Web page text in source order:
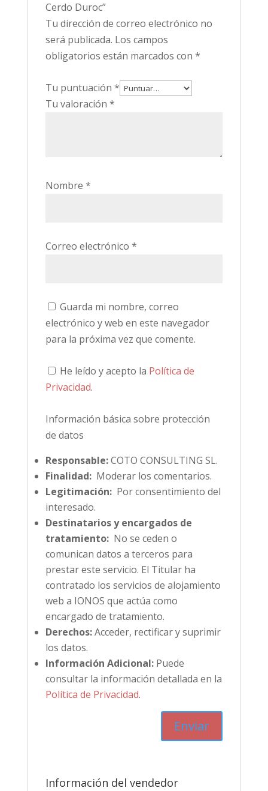
Cerdo Duroc”
Tu dirección de correo electrónico no
será publicada. Los campos
obligatorios están marcados con *
Tu puntuación *
Tu valoración *
Nombre *
Correo electrónico *
Guarda mi nombre, correo
electrónico y web en este navegador
para la próxima vez que comente.
He leído y acepto la Política de
Privacidad.
Información básica sobre protección
de datos
Responsable:COTO CONSULTING SL.
Finalidad:Moderar los comentarios.
Legitimación:Por consentimiento del
interesado.
Destinatarios y encargados de
tratamiento:No se ceden o
comunican datos a terceros para
prestar este servicio. El Titular ha
contratado los servicios de alojamiento
web a IONOS que actúa como
encargado de tratamiento.
Derechos:Acceder, rectificar y suprimir
los datos.
Información Adicional:Puede
consultar la información detallada en la
Política de Privacidad.
Información del vendedor